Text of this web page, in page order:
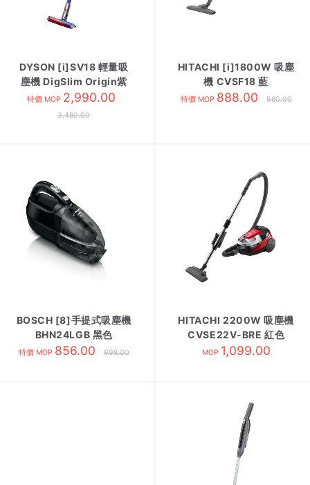
DYSON [i]SV18 輕量吸
塵機 DigSlim Origin紫
特價 MOP 2,990.00
3,480.00
HITACHI [i]1800W 吸塵
機 CVSF18 藍
特價 MOP 888.00 980.00
BOSCH [8]手提式吸塵機
BHN24LGB 黑色
特價 MOP 856.00 998.00
HITACHI 2200W 吸塵機
CVSE22V-BRE 紅色
MOP 1,099.00